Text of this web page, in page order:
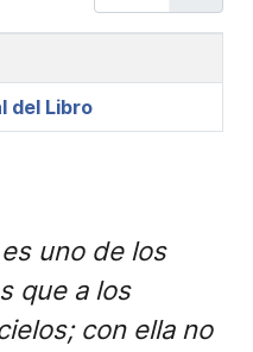
del Libro
uno de los
que a los
con ella no